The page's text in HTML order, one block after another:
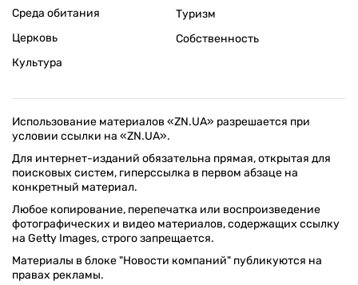
Среда обитания
Церковь
Культура
Туризм
Собственность
Использование материалов «ZN.UA» разрешается при
условии ссылки на «ZN.UA».
Для интернет-изданий обязательна прямая, открытая для
поисковых систем, гиперссылка в первом абзаце на
конкретный материал.
Любое копирование, перепечатка или воспроизведение
фотографических и видео материалов, содержащих ссылку
на Getty Images, строго запрещается.
Материалы в блоке "Новости компаний" публикуются на
правах рекламы.